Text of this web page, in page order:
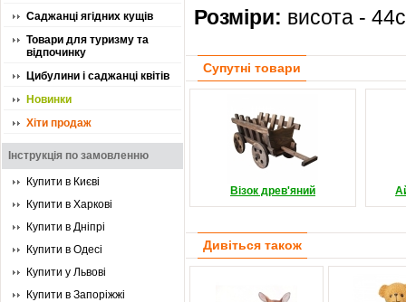
Саджанці ягідних кущів
Товари для туризму та
відпочинку
Цибулини і саджанці квітів
Новинки
Хіти продаж
Інструкція по замовленню
Купити в Києві
Купити в Харкові
Купити в Дніпрі
Купити в Одесі
Купити у Львові
Купити в Запоріжжі
Розміри: висота -
Супутні товари
Візок древ'яний
Дивіться також